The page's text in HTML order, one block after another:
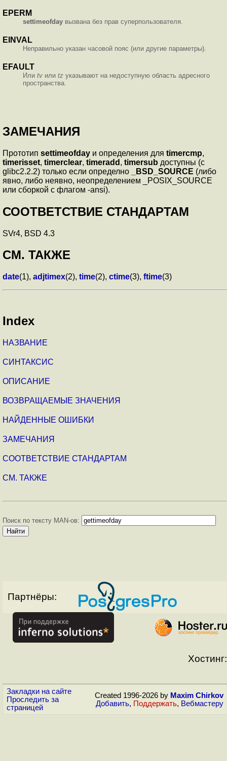
EPERM
settimeofday вызвана без прав суперпользователя.
EINVAL
Неправильно указан часовой пояс (или другие параметры).
EFAULT
Или tv или tz указывают на недоступную область адресного
пространства.
ЗАМЕЧАНИЯ
Прототип settimeofday и определения для timercmp,
timerisset, timerclear, timeradd , timersub доступны (с
glibc2.2.2) только если определно
_BSD_SOURCE (либо
явно, либо неявно, неопределением _POSIX_SOURCE
или сборкой с флагом -ansi).
СООТВЕТСТВИЕ СТАНДАРТАМ
SVr4, BSD 4.3
СМ. ТАКЖЕ
date(1), adjtimex(2), time(2), ctime(3), ftime(3)
Index
НАЗВАНИЕ
СИНТАКСИС
ОПИСАНИЕ
ВОЗВРАЩАЕМЫЕ ЗНАЧЕНИЯ
НАЙДЕННЫЕ ОШИБКИ
ЗАМЕЧАНИЯ
СООТВЕТСТВИЕ СТАНДАРТАМ
СМ. ТАКЖЕ
Поиск по тексту MAN-ов:
Партнёры:
Хостинг:
Закладки на сайте
Проследить за
страницей
Created 1996-2026 by Maxim Chirkov
Добавить, Поддержать, Вебмастеру